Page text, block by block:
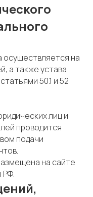
на
а также устава
50.1 и 52
лиц и
проводится
подачи
на сайте
РФ.